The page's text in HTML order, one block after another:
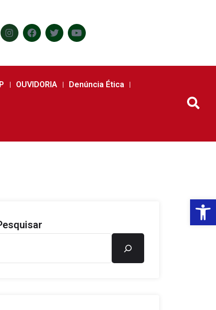
OUVIDORIA Denúncia Ética